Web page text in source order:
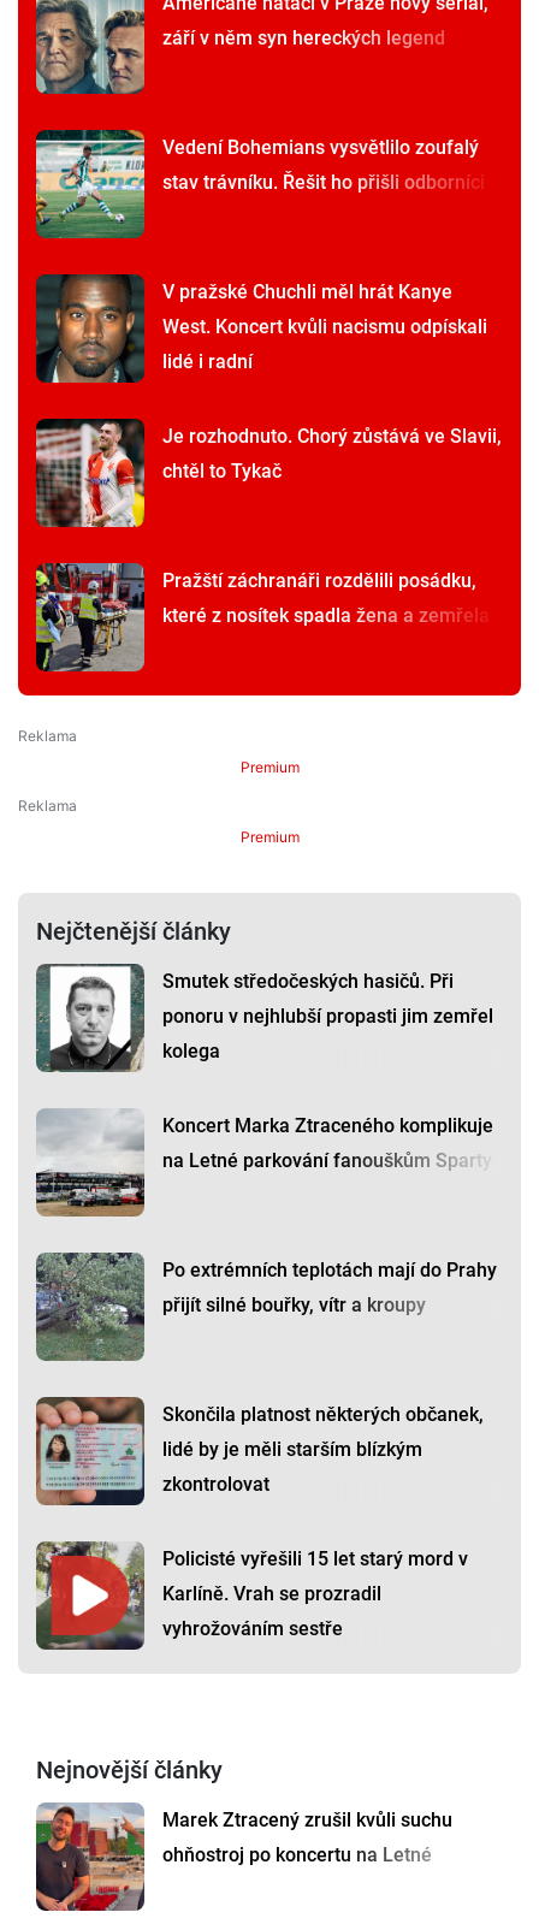
září v něm syn hereckých legend
Vedení Bohemians vysvětlilo zoufalý
stav trávníku. Řešit ho přišli odborníci
V pražské Chuchli měl hrát Kanye
West. Koncert kvůli nacismu odpískali
lidé i radní
Je rozhodnuto. Chorý zůstává ve Slavii,
chtěl to Tykač
Pražští záchranáři rozdělili posádku,
které z nosítek spadla žena a zemřela
Premium
Premium
Nejčtenější články
Smutek středočeských hasičů. Při
ponoru v nejhlubší propasti jim zemřel
kolega
Koncert Marka Ztraceného komplikuje
na Letné parkování fanouškům Sparty
Po extrémních teplotách mají do Prahy
přijít silné bouřky, vítr a kroupy
Skončila platnost některých občanek,
lidé by je měli starším blízkým
zkontrolovat
Policisté vyřešili 15 let starý mord v
Karlíně. Vrah se prozradil
vyhrožováním sestře
Nejnovější články
Marek Ztracený zrušil kvůli suchu
ohňostroj po koncertu na Letné